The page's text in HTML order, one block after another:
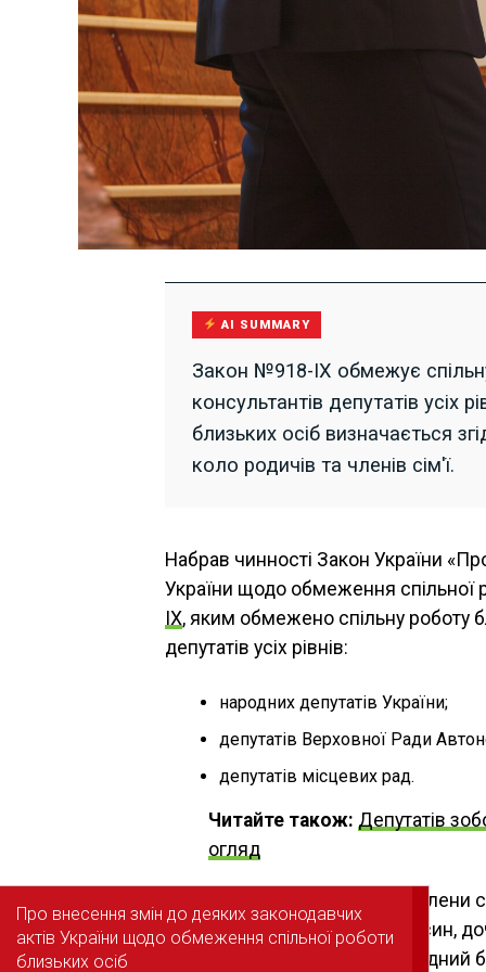
AI SUMMARY
Закон №918-IX обмежує
консультантів депутатів усіх
близьких осіб визначається
коло родичів та членів сім'ї.
Набрав чинності Закон України
України щодо обмеження спільної
IX, яким обмежено спільну роботу
депутатів усіх рівнів:
народних депутатів України;
депутатів Верховної Ради
депутатів місцевих рад.
Читайте також: Депутатів
огляд
Нагадаємо, близькі особи – члени
батько, мати, вітчим, мачуха, син,
рідна та двоюрідна сестри,
Про внесення змін до деяких законодавчих
актів України щодо обмеження спільної роботи
близьких осіб
Про внесення змін до деяких законодавчих
актів України щодо обмеження спільної роботи
близьких осіб